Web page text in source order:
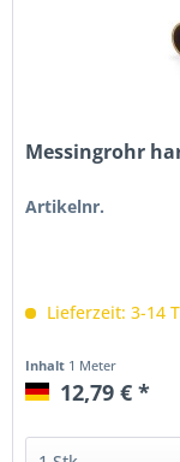
Messingrohr
Artikelnr.
Lieferzeit: 3-14
Inhalt 1 Meter
12,79 € *